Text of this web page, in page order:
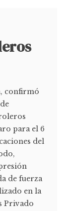
confirmó
para el 6
del
de fuerza
en la
Privado